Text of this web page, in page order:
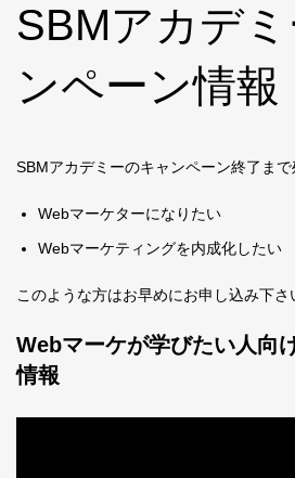
SBMアカデ
ンペーン情報
SBMアカデミーのキャンペーン終了まで
Webマーケターになりたい
Webマーケティングを内成化したい
このような方はお早めにお申し込み下さ
Webマーケが学びたい人向
情報